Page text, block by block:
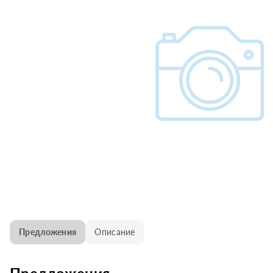
Предложения Описание